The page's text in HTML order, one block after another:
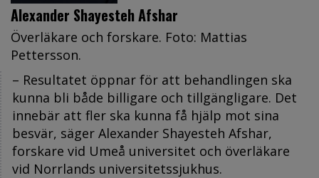
Alexander Shayesteh Afshar
Överläkare och forskare. Foto: Mattias
Pettersson.
– Resultatet öppnar för att behandlingen ska
kunna bli både billigare och tillgängligare. Det
innebär att fler ska kunna få hjälp mot sina
besvär, säger Alexander Shayesteh Afshar,
forskare vid Umeå universitet och överläkare
vid Norrlands universitetssjukhus.